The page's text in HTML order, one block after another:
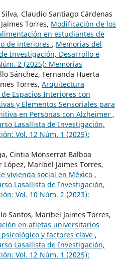
Claudio Santiago Cárdenas
Torres, Modificación de los
en estudiantes de
de interiores , Memorias del
Investigación, Desarrollo e
2 (2025): Memorias
Sánchez, Fernanda Huerta
Torres, Arquitectura
Espacios Interiores con
y Elementos Sensoriales para
en Personas con Alzheimer ,
Lasallista de Investigación,
Vol. 12 Núm. 1 (2025):
Cintia Monserrat Balboa
Maribel Jaimes Torres,
vivienda social en México ,
Lasallista de Investigación,
Vol. 10 Núm. 2 (2023):
Santos, Maribel Jaimes Torres,
en atletas universitarios
y factores clave ,
Lasallista de Investigación,
Vol. 12 Núm. 1 (2025):